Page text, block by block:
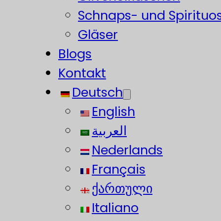
Schnaps- und
Gläser
Blogs
Kontakt
Deutsch
English
العربية
Nederlands
Français
ქართული
Italiano